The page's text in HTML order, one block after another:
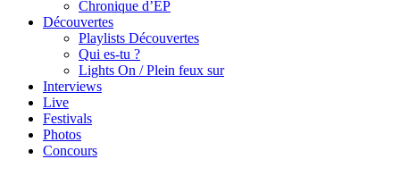
Chronique d’EP
Découvertes
Playlists Découvertes
Qui es-tu ?
Lights On / Plein feux sur
Interviews
Live
Festivals
Photos
Concours